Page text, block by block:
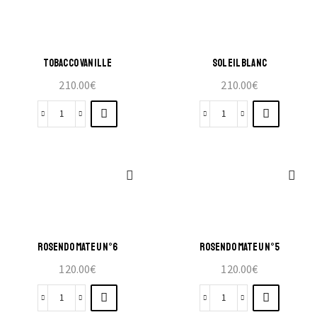
TOBACCO VANILLE
210.00€
SOLEIL BLANC
210.00€
ROSENDO MATEU N°6
120.00€
ROSENDO MATEU N°5
120.00€